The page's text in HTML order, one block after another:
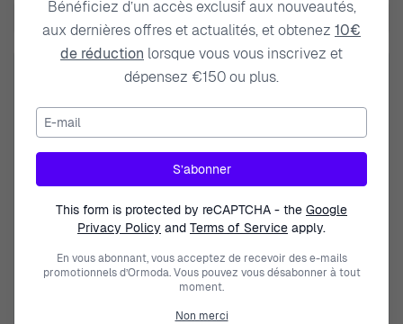
Skip to product list
Filtre Trier
CASIO CASIO
Bénéficiez d’un accès exclusif aux nouveautés,
aux dernières offres et actualités, et obtenez 10€
de réduction lorsque vous vous inscrivez et
dépensez €150 ou plus.
E-mail
S’abonner
This form is protected by reCAPTCHA - the Google
Privacy Policy and Terms of Service apply.
En vous abonnant, vous acceptez de recevoir des e-mails
promotionnels d’Ormoda. Vous pouvez vous désabonner à tout
moment.
Non merci